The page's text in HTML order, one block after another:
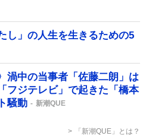
し」の人生を生きるための5
渦中の当事者「佐藤二朗」は
ジテレビ」で起きた「橋本
騒動
新潮QUE
「新潮QUE」とは？